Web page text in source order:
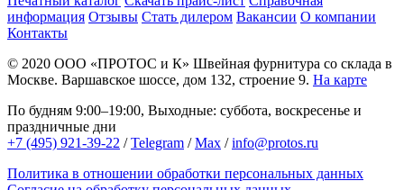
информация Отзывы Стать дилером Вакансии О компании
Контакты
© 2020 ООО «ПРОТОС и К» Швейная фурнитура со склада в
Москве. Варшавское шоссе, дом 132, строение 9. На карте
По будням 9:00–19:00, Выходные: суббота, воскресенье и
праздничные дни
+7 (495) 921-39-22 /Telegram /Max /info@protos.ru
Политика в отношении обработки персональных данных